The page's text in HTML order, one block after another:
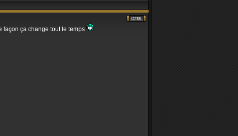
façon ça change tout le temps